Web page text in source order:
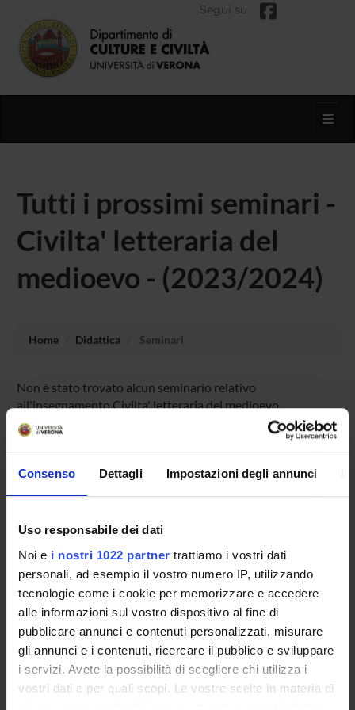
Consenso Dettagli Impostazioni degli annunci
Uso responsabile dei dati
Noi e i nostri 1022 partner trattiamo i vostri dati
personali, ad esempio il vostro numero IP, utilizzando
tecnologie come i cookie per memorizzare e accedere
alle informazioni sul vostro dispositivo al fine di
pubblicare annunci e contenuti personalizzati, misurare
gli annunci e i contenuti, ricercare il pubblico e sviluppare
i servizi. Avete la possibilità di scegliere chi utilizza i
vostri dati e per quali scopi. Le vostre scelte in materia di
privacy sono applicabili solo su questa proprietà digitale
Segui su
Tutti i prossimi seminari -
Civilta' letteraria del
medioevo - (2023/2024)
Home Didattica Seminari
Non è stato trovato alcun seminario relativo
all'insegnamento Civilta' letteraria del medioevo.
OFFERTA FORMATIVA
SUPERIORE
Contatti
Persone
Luoghi
Calendario